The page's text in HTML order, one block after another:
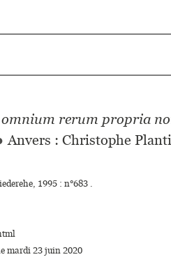
rerum propria
Anvers : Christophe
1995 : n°683 .
mardi 23 juin 2020